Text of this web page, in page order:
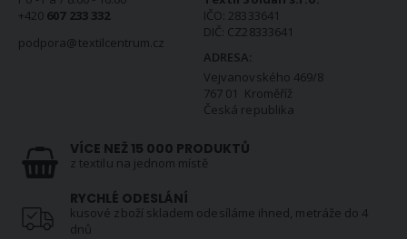
+420 607 233 332
podpora@textilcentrum.cz
IČO: 28333641
DIČ: CZ28333641
ADRESA:
Vejvanovského 469/8
767 01 Kroměříž
Česká republika
VÍCE NEŽ 15 000 PRODUKTŮ
z textilu na jednom místě
RYCHLÉ ODESLÁNÍ
kusové zboží skladem odesíláme ihned, metráže do 4
dnů